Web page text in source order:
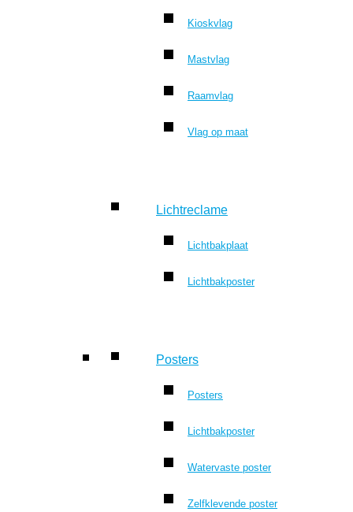
Kioskvlag
Mastvlag
Raamvlag
Vlag op maat
Lichtreclame
Lichtbakplaat
Lichtbakposter
Posters
Posters
Lichtbakposter
Watervaste poster
Zelfklevende poster